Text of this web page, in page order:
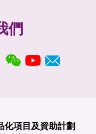
們
化項目及資助計劃